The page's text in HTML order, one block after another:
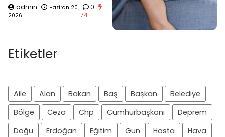
admin
Haziran 20,
2026
0
74
Etiketler
Aile Alan Bakan Baş Başkan
Belediye
Bölge
Ceza Chp Cumhurbaşkanı
Deprem
Doğu
Erdoğan Eğitim Gün Hasta
Hava